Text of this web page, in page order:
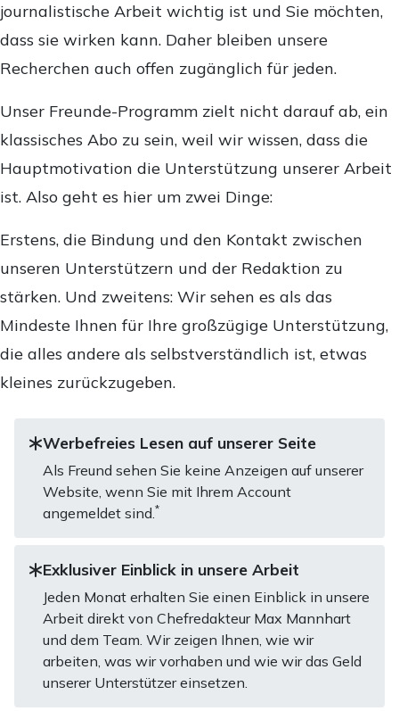
journalistische Arbeit wichtig ist und Sie möchten,
dass sie wirken kann. Daher bleiben unsere
Recherchen auch offen zugänglich für jeden.
Unser Freunde-Programm zielt nicht darauf ab, ein
klassisches Abo zu sein, weil wir wissen, dass die
Hauptmotivation die Unterstützung unserer Arbeit
ist. Also geht es hier um zwei Dinge:
Erstens, die Bindung und den Kontakt zwischen
unseren Unterstützern und der Redaktion zu
stärken. Und zweitens: Wir sehen es als das
Mindeste Ihnen für Ihre großzügige Unterstützung,
die alles andere als selbstverständlich ist, etwas
kleines zurückzugeben.
Werbefreies Lesen auf unserer Seite
Als Freund sehen Sie keine Anzeigen auf unserer
Website, wenn Sie mit Ihrem Account
angemeldet sind.*
Exklusiver Einblick in unsere Arbeit
Jeden Monat erhalten Sie einen Einblick in unsere
Arbeit direkt von Chefredakteur Max Mannhart
und dem Team. Wir zeigen Ihnen, wie wir
arbeiten, was wir vorhaben und wie wir das Geld
unserer Unterstützer einsetzen.